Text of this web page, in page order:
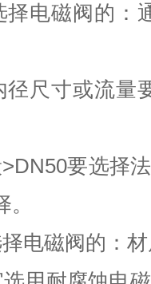
择电磁阀的：
径尺寸或流量
要选择
电磁阀的：